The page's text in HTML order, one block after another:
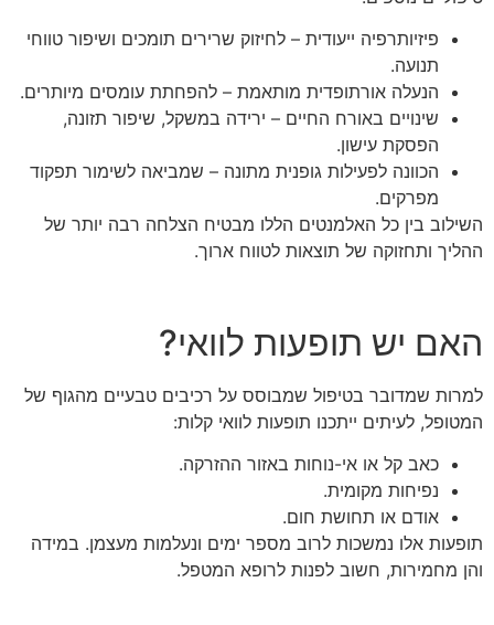
פיזיותרפיה ייעודית – לחיזוק שרירים תומכים ושיפור טווחי
תנועה.
הנעלה אורתופדית מותאמת – להפחתת עומסים מיותרים.
שינויים באורח החיים – ירידה במשקל, שיפור תזונה,
הפסקת עישון.
הכוונה לפעילות גופנית מתונה – שמביאה לשימור תפקוד
מפרקים.
השילוב בין כל האלמנטים הללו מבטיח הצלחה רבה יותר של
ההליך ותחזוקה של תוצאות לטווח ארוך.
האם יש תופעות לוואי?
למרות שמדובר בטיפול שמבוסס על רכיבים טבעיים מהגוף של
המטופל, לעיתים ייתכנו תופעות לוואי קלות:
כאב קל או אי-נוחות באזור ההזרקה.
נפיחות מקומית.
אודם או תחושת חום.
תופעות אלו נמשכות לרוב מספר ימים ונעלמות מעצמן. במידה
והן מחמירות, חשוב לפנות לרופא המטפל.